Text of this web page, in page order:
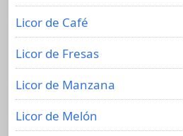
Licor de Café
Licor de Fresas
Licor de Manzana
Licor de Melón